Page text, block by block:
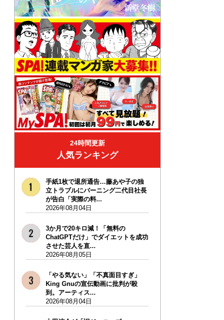
24時間更新
人気ランキング
手紙1枚で退所通告…藤あや子の独
立トラブルにバーニング二代目社長
が告白「実際の料...
2026年08月04日
3か月で20キロ減！「無料の
ChatGPTだけ」でダイエットを成功
させた芸人を直...
2026年08月05日
「やる気ない」「不真面目すぎ」
King Gnuの宣伝動画に批判が殺
到。アーティス...
2026年08月04日